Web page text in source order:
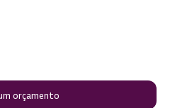
orçamento